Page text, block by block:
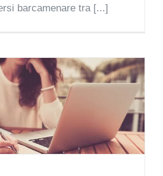
barcamenare tra [...]